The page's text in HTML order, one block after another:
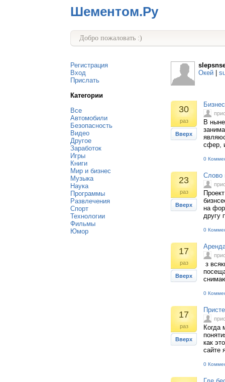
Шементом.Ру
Добро пожаловать :)
Регистрация
Вход
Прислать
Категории
Все
Автомобили
Безопасность
Видео
Другое
Заработок
Игры
Книги
Мир и бизнес
Музыка
Наука
Программы
Развлечения
Спорт
Технологии
Фильмы
Юмор
Окей
30
раз
Вверх
В
сфер,
0
23
раз
Вверх
Слово
на
другу
0
17
раз
Вверх
з
0
17
раз
Вверх
Когда
как
сайте
0